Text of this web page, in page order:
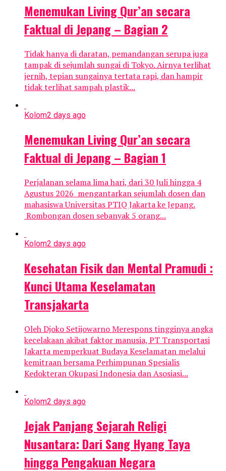
Menemukan Living Qur’an secara
Faktual di Jepang – Bagian 2
Tidak hanya di daratan, pemandangan serupa juga
tampak di sejumlah sungai di Tokyo. Airnya terlihat
jernih, tepian sungainya tertata rapi, dan hampir
tidak terlihat sampah plastik...
Kolom2 days ago
Menemukan Living Qur’an secara
Faktual di Jepang – Bagian 1
Perjalanan selama lima hari, dari 30 Juli hingga 4
Agustus 2026 mengantarkan sejumlah dosen dan
mahasiswa Universitas PTIQ Jakarta ke Jepang.
Rombongan dosen sebanyak 5 orang...
Kolom2 days ago
Kesehatan Fisik dan Mental Pramudi :
Kunci Utama Keselamatan
Transjakarta
Oleh Djoko Setijowarno Merespons tingginya angka
kecelakaan akibat faktor manusia, PT Transportasi
Jakarta memperkuat Budaya Keselamatan melalui
kemitraan bersama Perhimpunan Spesialis
Kedokteran Okupasi Indonesia dan Asosiasi...
Kolom2 days ago
Jejak Panjang Sejarah Religi
Nusantara: Dari Sang Hyang Taya
hingga Pengakuan Negara